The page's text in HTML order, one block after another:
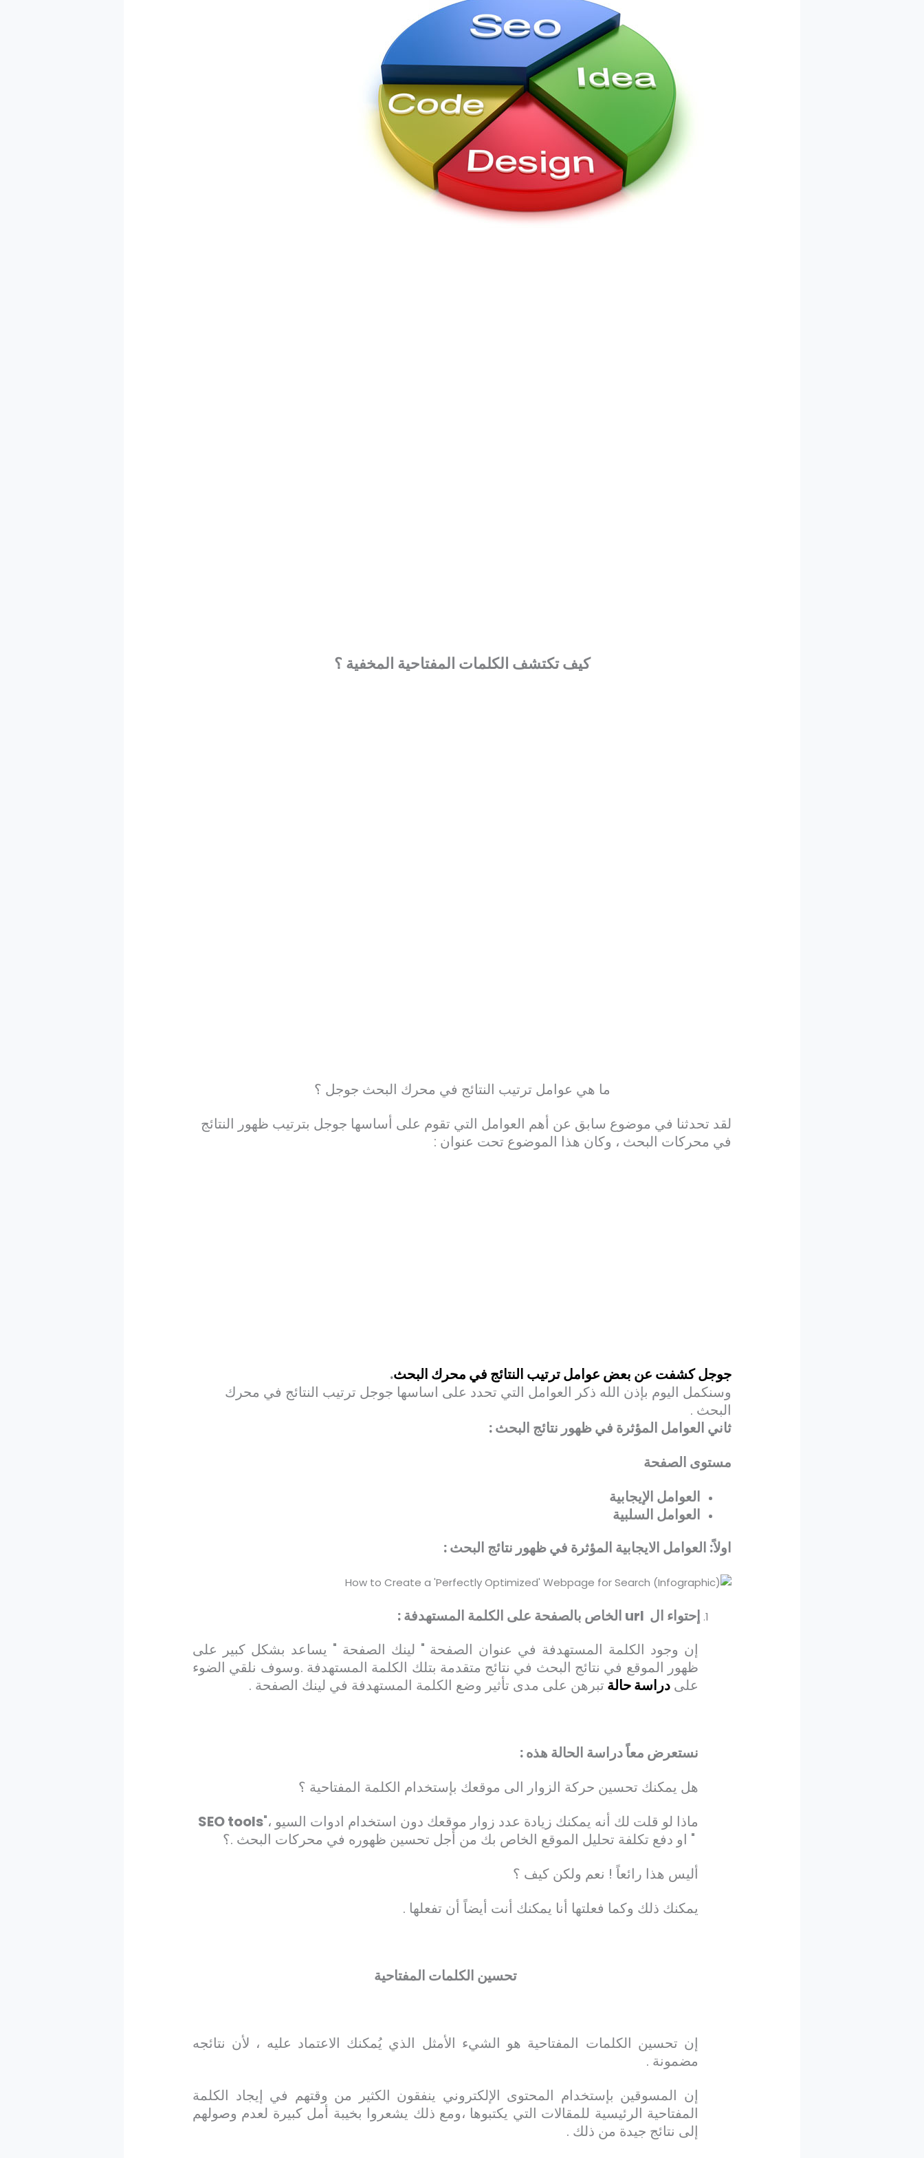
كيف تكتشف الكلمات المفتاحية المخفية ؟
ما هي عوامل ترتيب النتائج في محرك البحث جوجل ؟
لقد تحدثنا في موضوع سابق عن أهم العوامل التي تقوم على أساسها جوجل بترتيب ظهور النتائج
في محركات البحث ، وكان هذا الموضوع تحت عنوان :
جوجل كشفت عن بعض عوامل ترتيب النتائج في محرك البحث.
وسنكمل اليوم بإذن الله ذكر العوامل التي تحدد على اساسها جوجل ترتيب النتائج في محرك
البحث .
ثاني العوامل المؤثرة في ظهور نتائج البحث :
مستوى الصفحة
العوامل الإيجابية
العوامل السلبية
اولاً: العوامل الايجابية المؤثرة في ظهور نتائج البحث :
إحتواء ال url الخاص بالصفحة على الكلمة المستهدفة :
إن وجود الكلمة المستهدفة في عنوان الصفحة " لينك الصفحة " يساعد بشكل كبير على
ظهور الموقع في نتائج البحث في نتائج متقدمة بتلك الكلمة المستهدفة .وسوف نلقي الضوء
علىدراسة حالة تبرهن على مدى تأثير وضع الكلمة المستهدفة في لينك الصفحة .
نستعرض معاً دراسة الحالة هذه :
هل يمكنك تحسين حركة الزوار الى موقعك بإستخدام الكلمة المفتاحية ؟
ماذا لو قلت لك أنه يمكنك زيادة عدد زوار موقعك دون استخدام ادوات السيو ،"SEO tools
" او دفع تكلفة تحليل الموقع الخاص بك من أجل تحسين ظهوره في محركات البحث .؟
أليس هذا رائعاً ! نعم ولكن كيف ؟
يمكنك ذلك وكما فعلتها أنا يمكنك أنت أيضاً أن تفعلها .
تحسين الكلمات المفتاحية
إن تحسين الكلمات المفتاحية هو الشيء الأمثل الذي يُمكنك الاعتماد عليه ، لأن نتائجه
مضمونة .
إن المسوقين بإستخدام المحتوى الإلكتروني ينفقون الكثير من وقتهم في إيجاد الكلمة
المفتاحية الرئيسية للمقالات التي يكتبوها ،ومع ذلك يشعروا بخيبة أمل كبيرة لعدم وصولهم
إلى نتائج جيدة من ذلك .